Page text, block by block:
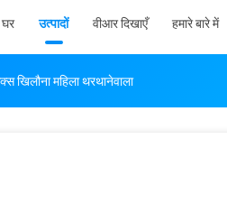
घर उत्पादों वीआर दिखाएँ हमारे बारे में
खिलौना महिला थरथानेवाला